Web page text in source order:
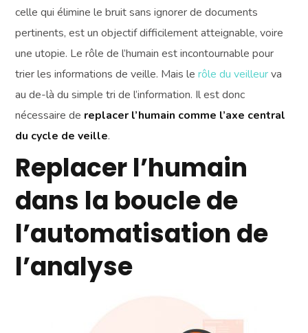
celle qui élimine le bruit sans ignorer de documents
pertinents, est un objectif difficilement atteignable, voire
une utopie. Le rôle de l’humain est incontournable pour
trier les informations de veille. Mais lerôle du veilleurva
au de-là du simple tri de l’information. Il est donc
nécessaire de replacer l’humain comme l’axe central
du cycle de veille.
Replacer l’humain
dans la boucle de
l’automatisation de
l’analyse